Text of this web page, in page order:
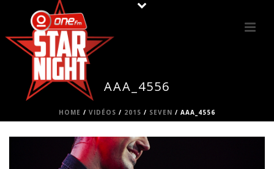
AAA_4556
HOME / VIDÉOS / 2015 / SEVEN / AAA_4556